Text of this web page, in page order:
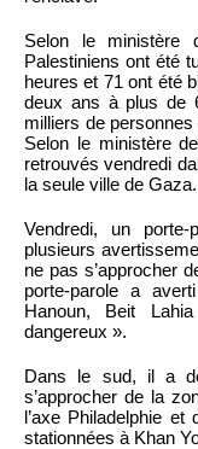
Selon le
Palestiniens ont été
heures et 71 ont été
deux ans à plus de
milliers de
Selon le ministère
retrouvés vendredi
la seule ville de Gaza.
Vendredi, un
plusieurs
ne pas s’approcher
porte-parole a
Hanoun, Beit
dangereux ».
Dans le sud, il a
s’approcher de la
l’axe Philadelphie
stationnées à Khan